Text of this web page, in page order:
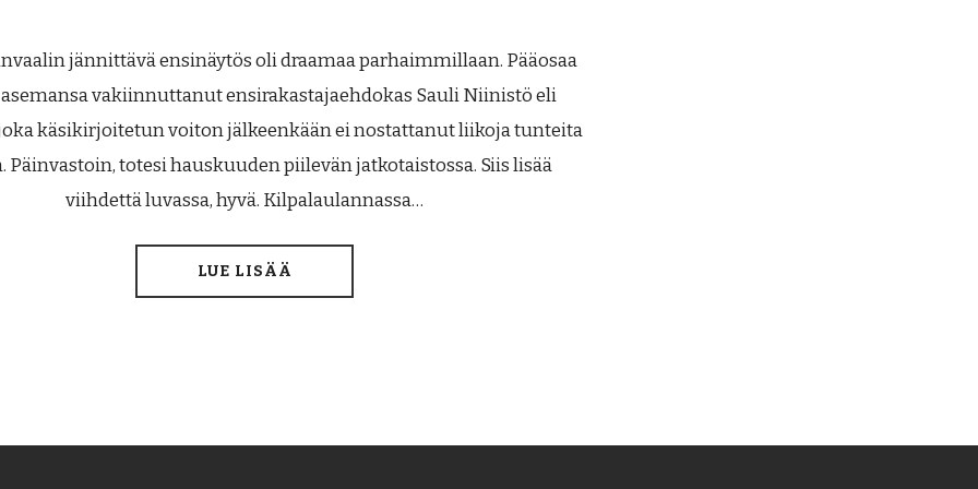
jännittävä ensinäytös oli draamaa parhaimmillaan. Pääosaa
vakiinnuttanut ensirakastajaehdokas Sauli Niinistö eli
käsikirjoitetun voiton jälkeenkään ei nostattanut liikoja tunteita
Päinvastoin, totesi hauskuuden piilevän jatkotaistossa. Siis lisää
viihdettä luvassa, hyvä. Kilpalaulannassa…
LUE LISÄÄ